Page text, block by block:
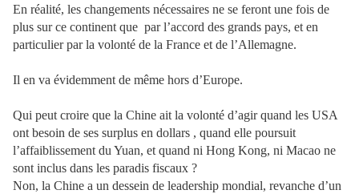
En réalité, les changements nécessaires ne se feront une fois de
plus sur ce continent que par l’accord des grands pays, et en
particulier par la volonté de la France et de l’Allemagne.
Il en va évidemment de même hors d’Europe.
Qui peut croire que la Chine ait la volonté d’agir quand les USA
ont besoin de ses surplus en dollars , quand elle poursuit
l’affaiblissement du Yuan, et quand ni Hong Kong, ni Macao ne
sont inclus dans les paradis fiscaux ?
Non, la Chine a un dessein de leadership mondial, revanche d’un